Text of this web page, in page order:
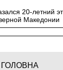
20-летний
Македонии
ГОЛОВНА